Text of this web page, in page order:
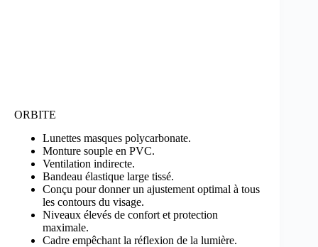
ORBITE
Lunettes masques polycarbonate.
Monture souple en PVC.
Ventilation indirecte.
Bandeau élastique large tissé.
Conçu pour donner un ajustement optimal à tous
les contours du visage.
Niveaux élevés de confort et protection
maximale.
Cadre empêchant la réflexion de la lumière.